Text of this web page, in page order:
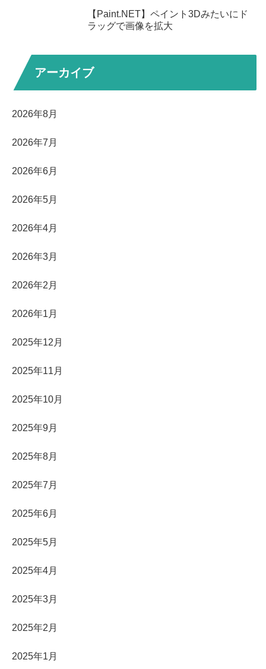
【Paint.NET】ペイント3Dみたいにド
ラッグで画像を拡大
アーカイブ
2026年8月
2026年7月
2026年6月
2026年5月
2026年4月
2026年3月
2026年2月
2026年1月
2025年12月
2025年11月
2025年10月
2025年9月
2025年8月
2025年7月
2025年6月
2025年5月
2025年4月
2025年3月
2025年2月
2025年1月